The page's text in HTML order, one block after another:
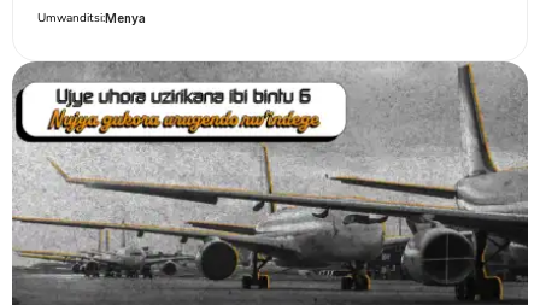
Umwanditsi:Menya